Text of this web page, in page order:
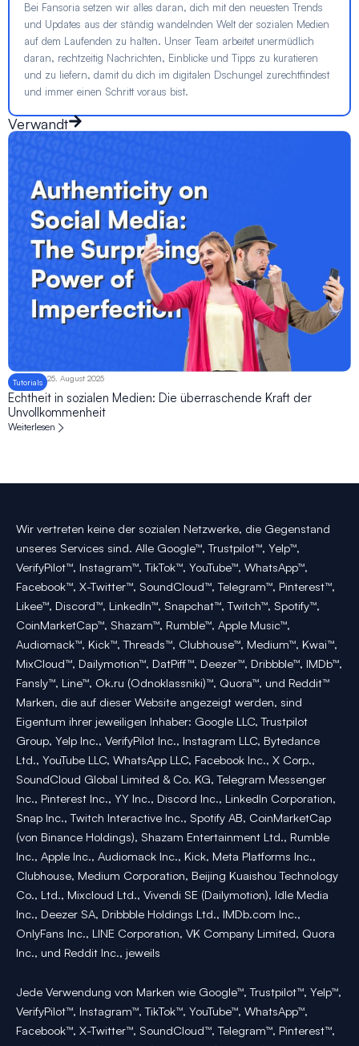
Bei Fansoria setzen wir alles daran, dich mit den neuesten Trends
und Updates aus der ständig wandelnden Welt der sozialen Medien
auf dem Laufenden zu halten. Unser Team arbeitet unermüdlich
daran, rechtzeitig Nachrichten, Einblicke und Tipps zu kuratieren
und zu liefern, damit du dich im digitalen Dschungel zurechtfindest
und immer einen Schritt voraus bist.
Verwandt
Tutorials 25. August 2025
Echtheit in sozialen Medien: Die überraschende Kraft der
Unvollkommenheit
Weiterlesen
Wir vertreten keine der sozialen Netzwerke, die Gegenstand
unseres Services sind. Alle Google™, Trustpilot™, Yelp™,
VerifyPilot™, Instagram™, TikTok™, YouTube™, WhatsApp™,
Facebook™, X-Twitter™, SoundCloud™, Telegram™, Pinterest™,
Likee™, Discord™, LinkedIn™, Snapchat™, Twitch™, Spotify™,
CoinMarketCap™, Shazam™, Rumble™, Apple Music™,
Audiomack™, Kick™, Threads™, Clubhouse™, Medium™, Kwai™,
MixCloud™, Dailymotion™, DatPiff™, Deezer™, Dribbble™, IMDb™,
Fansly™, Line™, Ok.ru (Odnoklassniki)™, Quora™, und Reddit™
Marken, die auf dieser Website angezeigt werden, sind
Eigentum ihrer jeweiligen Inhaber: Google LLC, Trustpilot
Group, Yelp Inc., VerifyPilot Inc., Instagram LLC, Bytedance
Ltd., YouTube LLC, WhatsApp LLC, Facebook Inc., X Corp.,
SoundCloud Global Limited & Co. KG, Telegram Messenger
Inc., Pinterest Inc., YY Inc., Discord Inc., LinkedIn Corporation,
Snap Inc., Twitch Interactive Inc., Spotify AB, CoinMarketCap
(von Binance Holdings), Shazam Entertainment Ltd., Rumble
Inc., Apple Inc., Audiomack Inc., Kick, Meta Platforms Inc.,
Clubhouse, Medium Corporation, Beijing Kuaishou Technology
Co., Ltd., Mixcloud Ltd., Vivendi SE (Dailymotion), Idle Media
Inc., Deezer SA, Dribbble Holdings Ltd., IMDb.com Inc.,
OnlyFans Inc., LINE Corporation, VK Company Limited, Quora
Inc., und Reddit Inc., jeweils
Jede Verwendung von Marken wie Google™, Trustpilot™, Yelp™,
VerifyPilot™, Instagram™, TikTok™, YouTube™, WhatsApp™,
Facebook™, X-Twitter™, SoundCloud™, Telegram™, Pinterest™,